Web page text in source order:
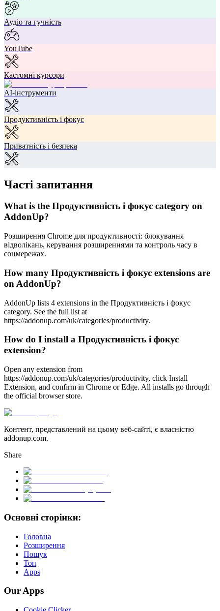
Аудіо та гучність
YouTube
Кастомні курсори
AI-інструменти
Продуктивність і фокус
Приватність і безпека
Часті запитання
What is the Продуктивність і фокус category on
AddonUp?
Розширення Chrome для продуктивності: блокування
відволікань, керування розширеннями та контроль часу в
соцмережах.
How many Продуктивність і фокус extensions are
on AddonUp?
AddonUp lists 4 extensions in the Продуктивність і фокус
category. See the full list at
https://addonup.com/uk/categories/productivity.
How do I install a Продуктивність і фокус
extension?
Open any extension from
https://addonup.com/uk/categories/productivity, click Install
Extension, and confirm in Chrome or Edge. All installs go through
the official browser store.
Контент, представлений на цьому веб-сайті, є власністю
addonup.com.
Share
Основні сторінки:
Головна
Розширення
Пошук
Топ
Apps
Our Apps